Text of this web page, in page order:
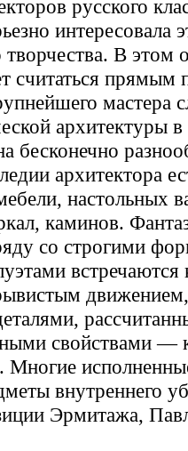
русского
интересовала
творчества. В
считаться прямым
мастера
архитектуры
бесконечно
архитектора
настольных
каминов.
со строгими
встречаются
свойствами —
Многие
внутреннего
Эрмитажа,